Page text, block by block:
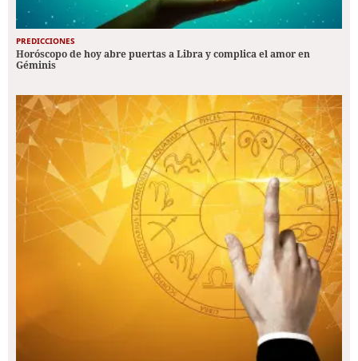
PREDICCIONES
Horóscopo de hoy abre puertas a Libra y complica el amor en
Géminis